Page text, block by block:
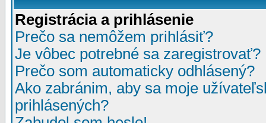
Registrácia a prihlásenie
Prečo sa nemôžem prihlásiť?
Je vôbec potrebné sa zaregistrovať?
Prečo som automaticky odhlásený?
Ako zabránim, aby sa moje
prihlásených?